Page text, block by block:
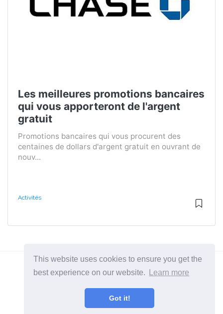
This website uses cookies to ensure you get the
best experience on our website.
Learn more
Got it!
Les meilleures promotions bancaires
qui vous apporteront de l'argent
gratuit
Promotions bancaires qui vous procurent des
centaines de dollars d'argent gratuit en ouvrant de
nouv...
Activités
2026 ©BuruNews
Toutes catégories